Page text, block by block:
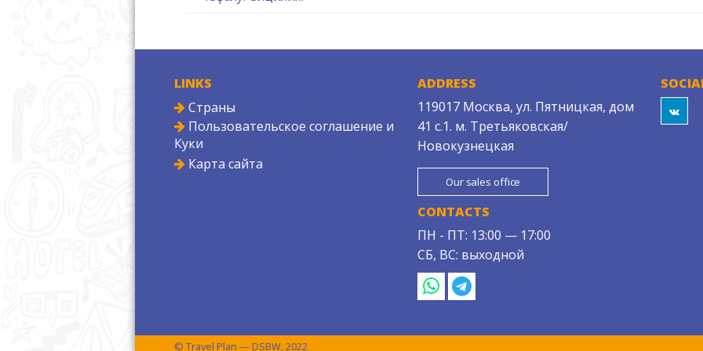
LINKS
Страны
Пользовательское соглашение и
Куки
Карта сайта
ADDRESS
119017 Москва, ул. Пятницкая, дом
41 с.1. м. Третьяковская/
Новокузнецкая
Our sales office
CONTACTS
ПН - ПТ: 13:00 — 17:00
СБ, ВС: выходной
© Travel Plan — DSBW, 2022